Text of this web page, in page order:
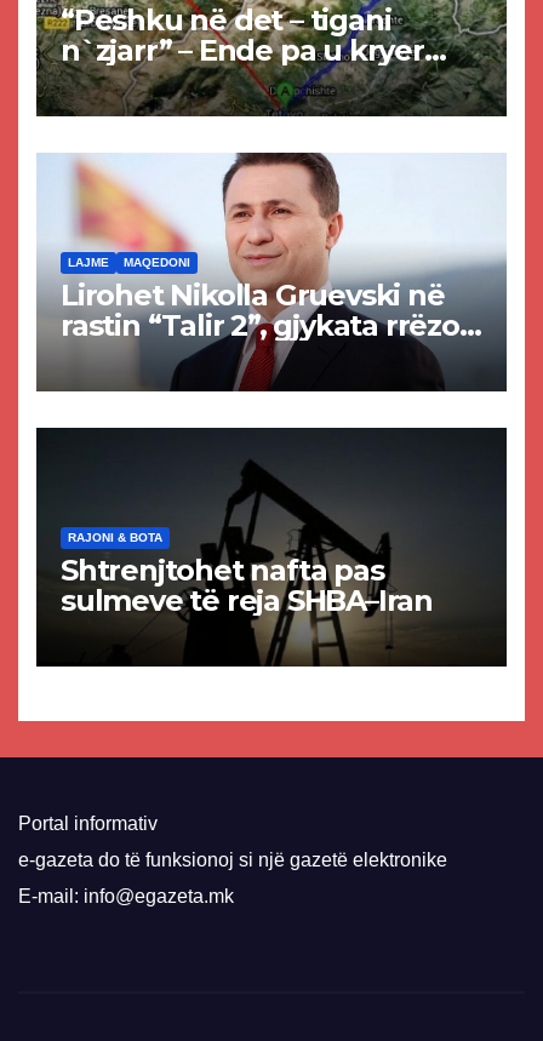
“Peshku në det – tigani
n`zjarr” – Ende pa u kryer
projekti i tunelit, komuna e
Tetovës nis punimet për
LAJME MAQEDONI
Lirohet Nikolla Gruevski në
rastin “Talir 2”, gjykata rrëzon
akuzat për ndërtimin e
paligjshëm të selisë së
RAJONI & BOTA
Shtrenjtohet nafta pas
sulmeve të reja SHBA–Iran
Portal informativ
e-gazeta do të funksionoj si një gazetë elektronike
E-mail: info@egazeta.mk